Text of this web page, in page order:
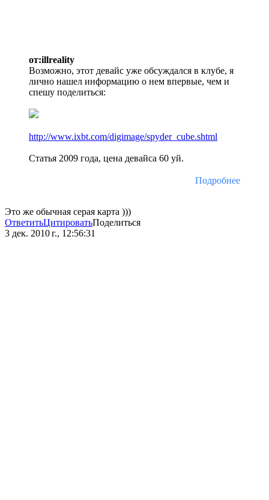
от:illreality
Возможно, этот девайс уже обсуждался в клубе, я
лично нашел информацию о нем впервые, чем и
спешу поделиться:
http://www.ixbt.com/digimage/spyder_cube.shtml
Статья 2009 года, цена девайса 60 уй.
Подробнее
Это же обычная серая карта )))
ОтветитьЦитироватьПоделиться
3 дек. 2010 г., 12:56:31